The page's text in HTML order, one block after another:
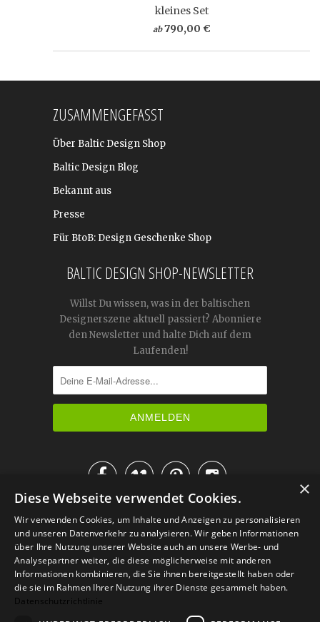
kleines Set
ab 790,00 €
ZUSAMMENGEFASST
Über Baltic Design Shop
Baltic Design Blog
Bekannt aus
Presse
Für BtoB: Design Geschenke Shop
BALTIC DESIGN SHOP-NEWSLETTER
Willst Du wissen, was in der baltischen
Designerszene aktuell passiert? Abonniere
den Newsletter und halte Dich auf dem
Laufenden!

IM KATALOG BLÄTTERN
×
Diese Webseite verwendet Cookies.
Wir verwenden Cookies, um Inhalte und Anzeigen zu personalisieren
und unseren Datenverkehr zu analysieren. Wir geben Informationen
über Ihre Nutzung unserer Website auch an unsere Werbe- und
Analysepartner weiter, die diese möglicherweise mit anderen
Informationen kombinieren, die Sie ihnen bereitgestellt haben oder
die sie im Rahmen Ihrer Nutzung ihrer Dienste gesammelt haben.
Datenschutzrichtlinie